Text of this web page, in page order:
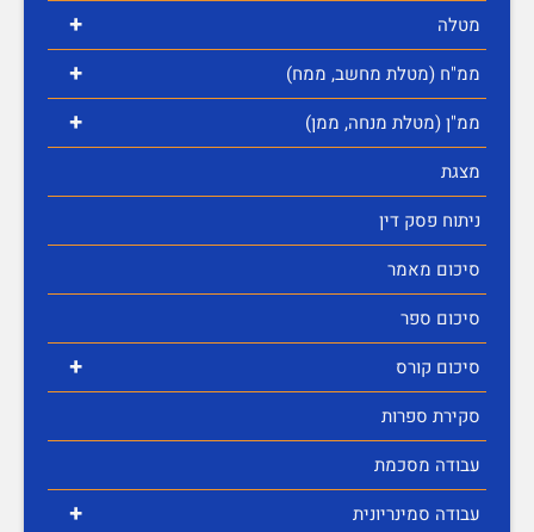
+ מטלה
+ ממ"ח (מטלת מחשב, ממח)
+
ממ"ן (מטלת מנחה, ממן)
מצגת
ניתוח פסק דין
סיכום מאמר
סיכום ספר
+
סיכום קורס
סקירת ספרות
עבודה מסכמת
+
עבודה סמינריונית